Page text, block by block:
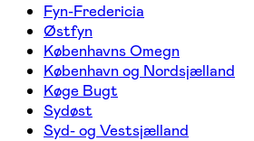
Fyn-Fredericia
Østfyn
Københavns Omegn
København og Nordsjælland
Køge Bugt
Sydøst
Syd- og Vestsjælland